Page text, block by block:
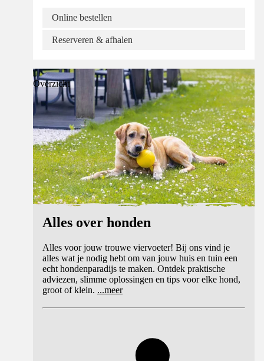
Online bestellen
Reserveren & afhalen
Overzicht
Alles over honden
Alles voor jouw trouwe viervoeter! Bij ons vind je
alles wat je nodig hebt om van jouw huis en tuin een
echt hondenparadijs te maken. Ontdek praktische
adviezen, slimme oplossingen en tips voor elke hond,
groot of klein. ...meer